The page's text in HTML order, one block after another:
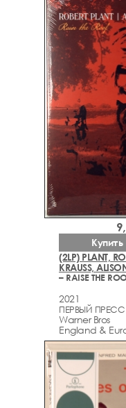
(2LP) PLANT,
KRAUSS,
– RAISE THE
2021
ПЕРВЫЙ ПРЕСС
Warner Bros
England &
Купить